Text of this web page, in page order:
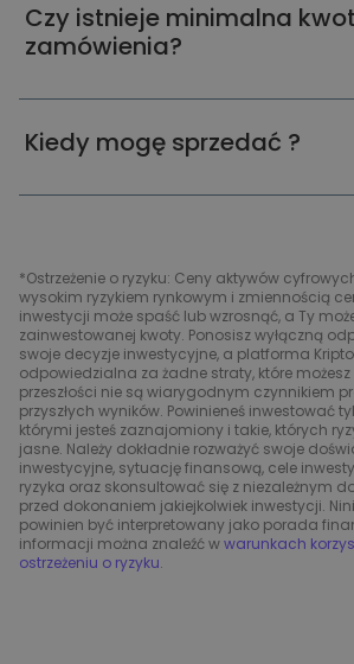
Czy istnieje minimalna
zamówienia?
Kiedy mogę sprzedać ?
*Ostrzeżenie o ryzyku: Ceny aktywów
wysokim ryzykiem rynkowym i zmiennością
inwestycji może spaść lub wzrosnąć, a Ty
zainwestowanej kwoty. Ponosisz wyłączną
swoje decyzje inwestycyjne, a platforma
odpowiedzialna za żadne straty, które możesz
przeszłości nie są wiarygodnym czynnikiem
przyszłych wyników. Powinieneś inwestować
którymi jesteś zaznajomiony i takie, których
jasne. Należy dokładnie rozważyć swoje
inwestycyjne, sytuację finansową, cele
ryzyka oraz skonsultować się z niezależnym
przed dokonaniem jakiejkolwiek inwestycji.
powinien być interpretowany jako porada
informacji można znaleźć wwarunkach
ostrzeżeniu o ryzyku.